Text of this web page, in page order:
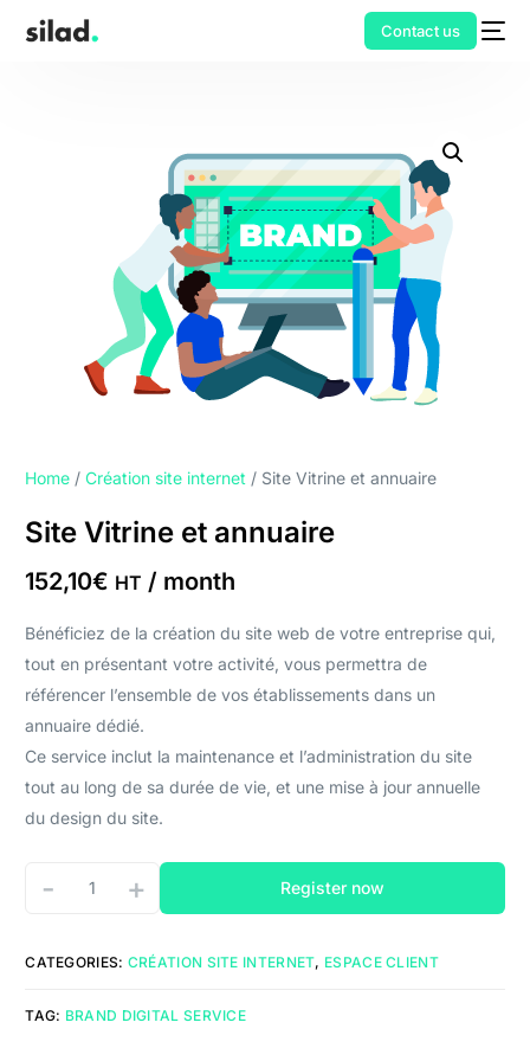
Contact us
Home /Création site internet / Site Vitrine et annuaire
Site Vitrine et annuaire
152,10€ HT / month
Bénéficiez de la création du site web de votre entreprise qui,
tout en présentant votre activité, vous permettra de
référencer l’ensemble de vos établissements dans un
annuaire dédié.
Ce service inclut la maintenance et l’administration du site
tout au long de sa durée de vie, et une mise à jour annuelle
du design du site.
+
- Register now
CATEGORIES: CRÉATION SITE INTERNET, ESPACE CLIENT
TAG: BRAND DIGITAL SERVICE